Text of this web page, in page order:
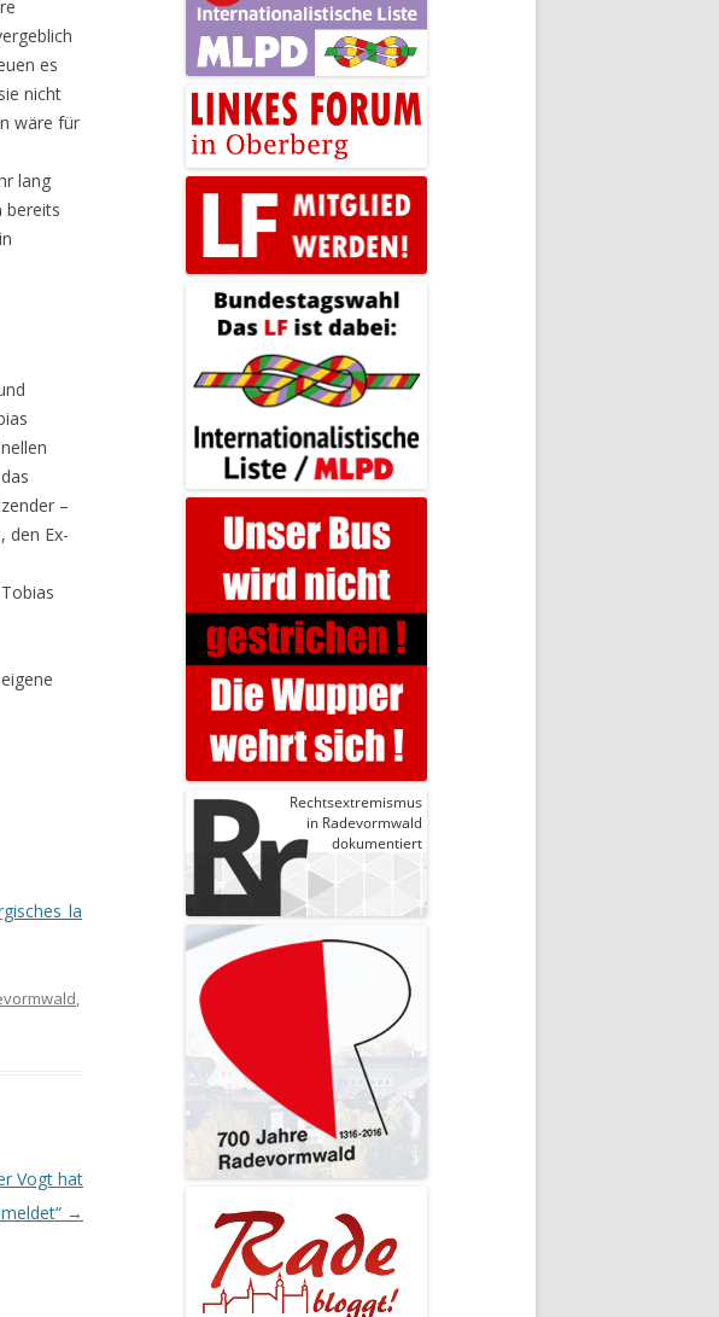
es
nicht
wäre für
lang
bereits
–
den Ex-
,
Vogt hat
→